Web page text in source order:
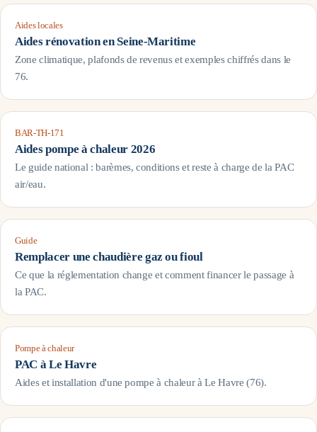
Aides locales
Aides rénovation enSeine-Maritime
Zone climatique, plafonds de revenus et exemples chiffrés dans le
76.
BAR-TH-171
Aides pompe à chaleur 2026
Le guide national : barèmes, conditions et reste à charge de la PAC
air/eau.
Guide
Remplacer une chaudière gaz ou fioul
Ce que la réglementation change et comment financer le passage à
la PAC.
Pompe à chaleur
PAC àLe Havre
Aides et installation d'une pompe à chaleur àLe Havre (76).